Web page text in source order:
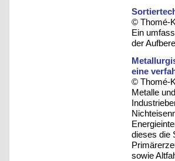
© Thomé-
Ein
der
eine
© Thomé-
Metalle
dieses die
sowie